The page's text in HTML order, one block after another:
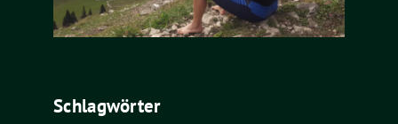
Schlagwörter